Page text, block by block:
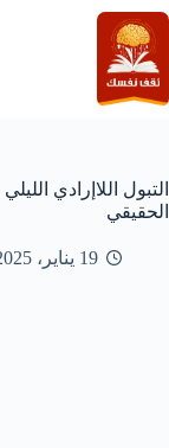
التجاوز
إلى
المحتوى
الحقيقي
19 يناير، 2025